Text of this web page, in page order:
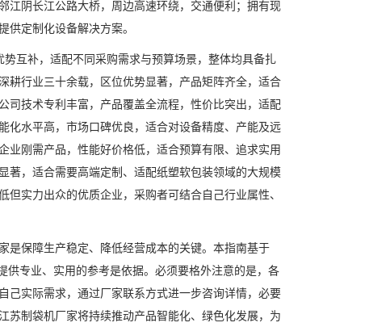
江阴长江公路大桥，周边高速环绕，交通便利；拥有现
定制化设备解决方案。
互补，适配不同采购需求与预算场景，整体均具备扎
耕行业三十余载，区位优势显著，产品矩阵齐全，适合
司技术专利丰富，产品覆盖全流程，性价比突出，适配
化水平高，市场口碑优良，适合对设备精度、产能及远
业刚需产品，性能好价格低，适合预算有限、追求实用
著，适合需要高端定制、适配纸塑软包装领域的大规模
实力出众的优质企业，采购者可结合自己行业属性、
保障生产稳定、降低经营成本的关键。本指南基于
专业、实用的参考是依据。必须要格外注意的是，各
己实际需求，通过厂家联系方式进一步咨询详情，必要
苏制袋机厂家将持续推动产品智能化、绿色化发展，为